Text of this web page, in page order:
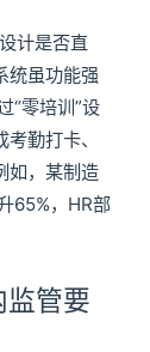
计是否直
统虽功能强
“零培训”设
勤打卡、
如，某制造
65%，HR部
监管要